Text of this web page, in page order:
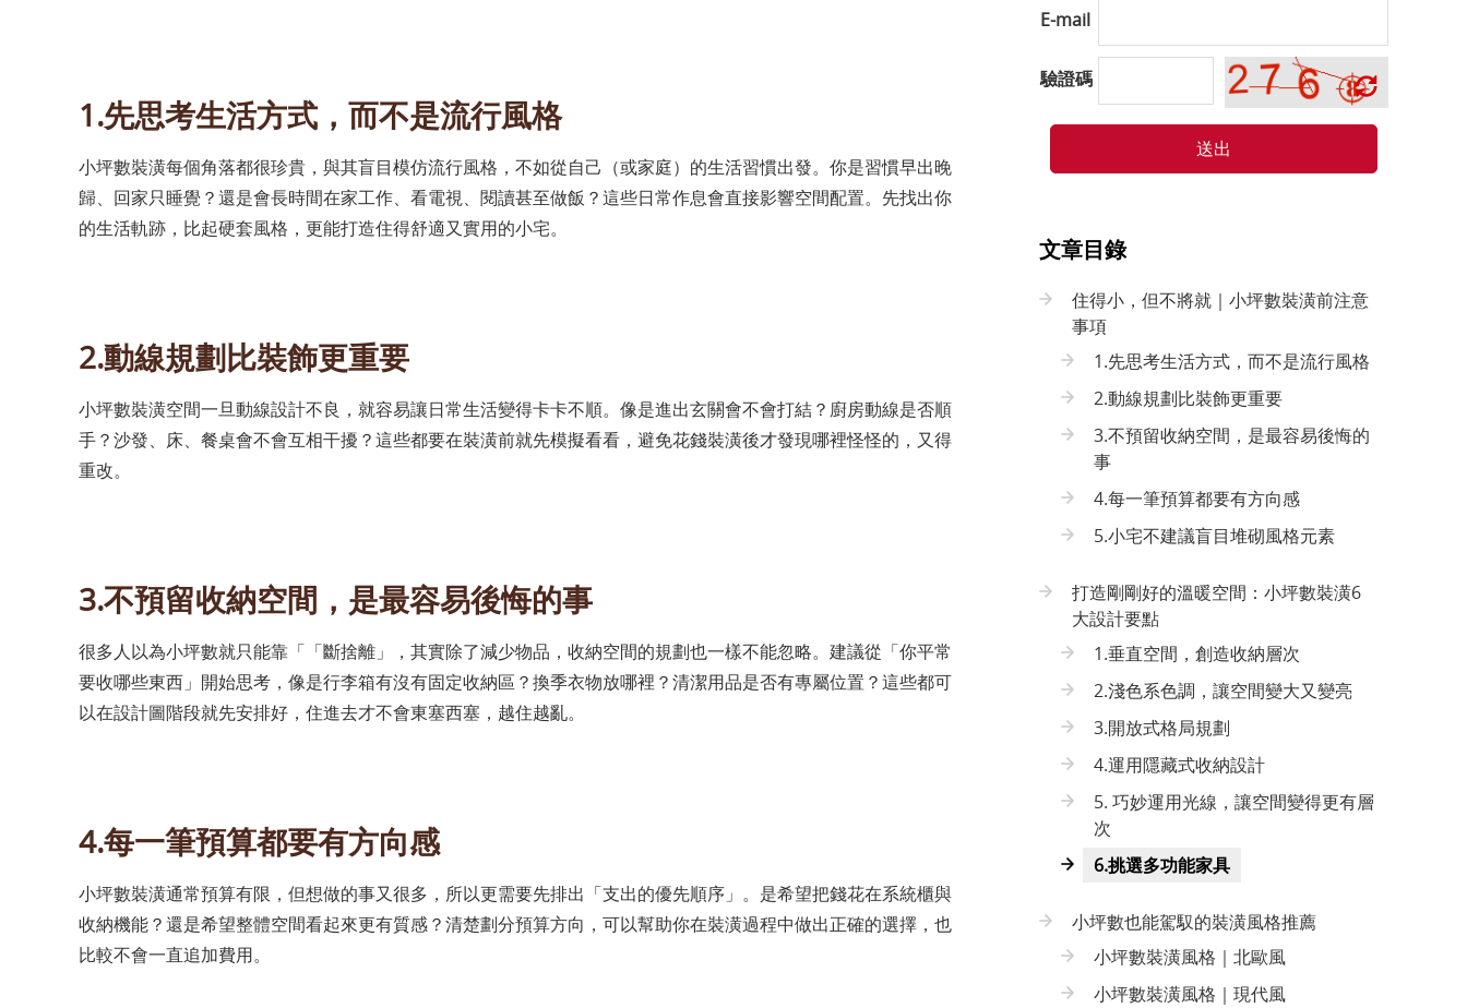
1.先思考生活方式，而不是流行風格
小坪數裝潢每個角落都很珍貴，與其盲目模仿流行風格，不如從自己（或家庭）的生活習慣出發。你是習慣早出晚
歸、回家只睡覺？還是會長時間在家工作、看電視、閱讀甚至做飯？這些日常作息會直接影響空間配置。先找出你
的生活軌跡，比起硬套風格，更能打造住得舒適又實用的小宅。
2.動線規劃比裝飾更重要
小坪數裝潢空間一旦動線設計不良，就容易讓日常生活變得卡卡不順。像是進出玄關會不會打結？廚房動線是否順
手？沙發、床、餐桌會不會互相干擾？這些都要在裝潢前就先模擬看看，避免花錢裝潢後才發現哪裡怪怪的，又得
重改。
3.不預留收納空間，是最容易後悔的事
很多人以為小坪數就只能靠「「斷捨離」，其實除了減少物品，收納空間的規劃也一樣不能忽略。建議從「你平常
要收哪些東西」開始思考，像是行李箱有沒有固定收納區？換季衣物放哪裡？清潔用品是否有專屬位置？這些都可
以在設計圖階段就先安排好，住進去才不會東塞西塞，越住越亂。
4.每一筆預算都要有方向感
小坪數裝潢通常預算有限，但想做的事又很多，所以更需要先排出「支出的優先順序」。是希望把錢花在系統櫃與
收納機能？還是希望整體空間看起來更有質感？清楚劃分預算方向，可以幫助你在裝潢過程中做出正確的選擇，也
比較不會一直追加費用。
E-mail
驗證碼
送出
文章目錄
住得小，但不將就｜小坪數裝潢前注意
事項
1.先思考生活方式，而不是流行風格
2.動線規劃比裝飾更重要
3.不預留收納空間，是最容易後悔的
事
4.每一筆預算都要有方向感
5.小宅不建議盲目堆砌風格元素
打造剛剛好的溫暖空間：小坪數裝潢6
大設計要點
1.垂直空間，創造收納層次
2.淺色系色調，讓空間變大又變亮
3.開放式格局規劃
4.運用隱藏式收納設計
5. 巧妙運用光線，讓空間變得更有層
次
6.挑選多功能家具
小坪數也能駕馭的裝潢風格推薦
小坪數裝潢風格｜北歐風
小坪數裝潢風格｜現代風